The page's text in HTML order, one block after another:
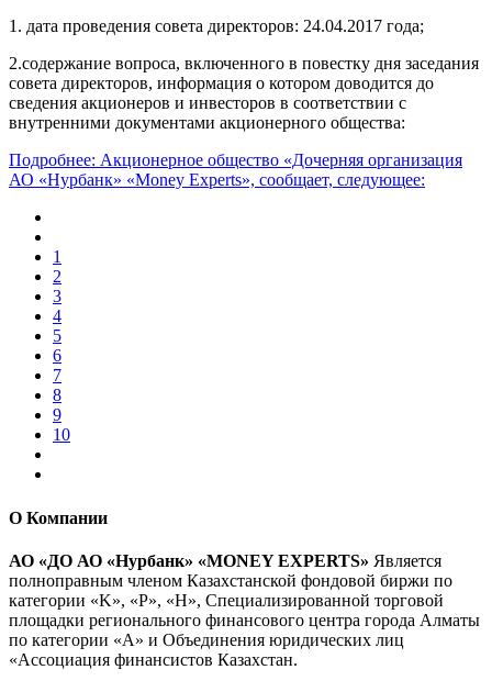
1. дата проведения совета директоров: 24.04.2017 года;
2.содержание вопроса, включенного в повестку дня заседания
совета директоров, информация о котором доводится до
сведения акционеров и инвесторов в соответствии с
внутренними документами акционерного общества:
Подробнее: Акционерное общество «Дочерняя организация
АО «Нурбанк» «Money Experts», сообщает, следующее:
1
2
3
4
5
6
7
8
9
10
О Компании
АО «ДО АО «Нурбанк» «MONEY EXPERTS» Является
полноправным членом Казахстанской фондовой биржи по
категории «K», «P», «H», Специализированной торговой
площадки регионального финансового центра города Алматы
по категории «А» и Объединения юридических лиц
«Ассоциация финансистов Казахстан.